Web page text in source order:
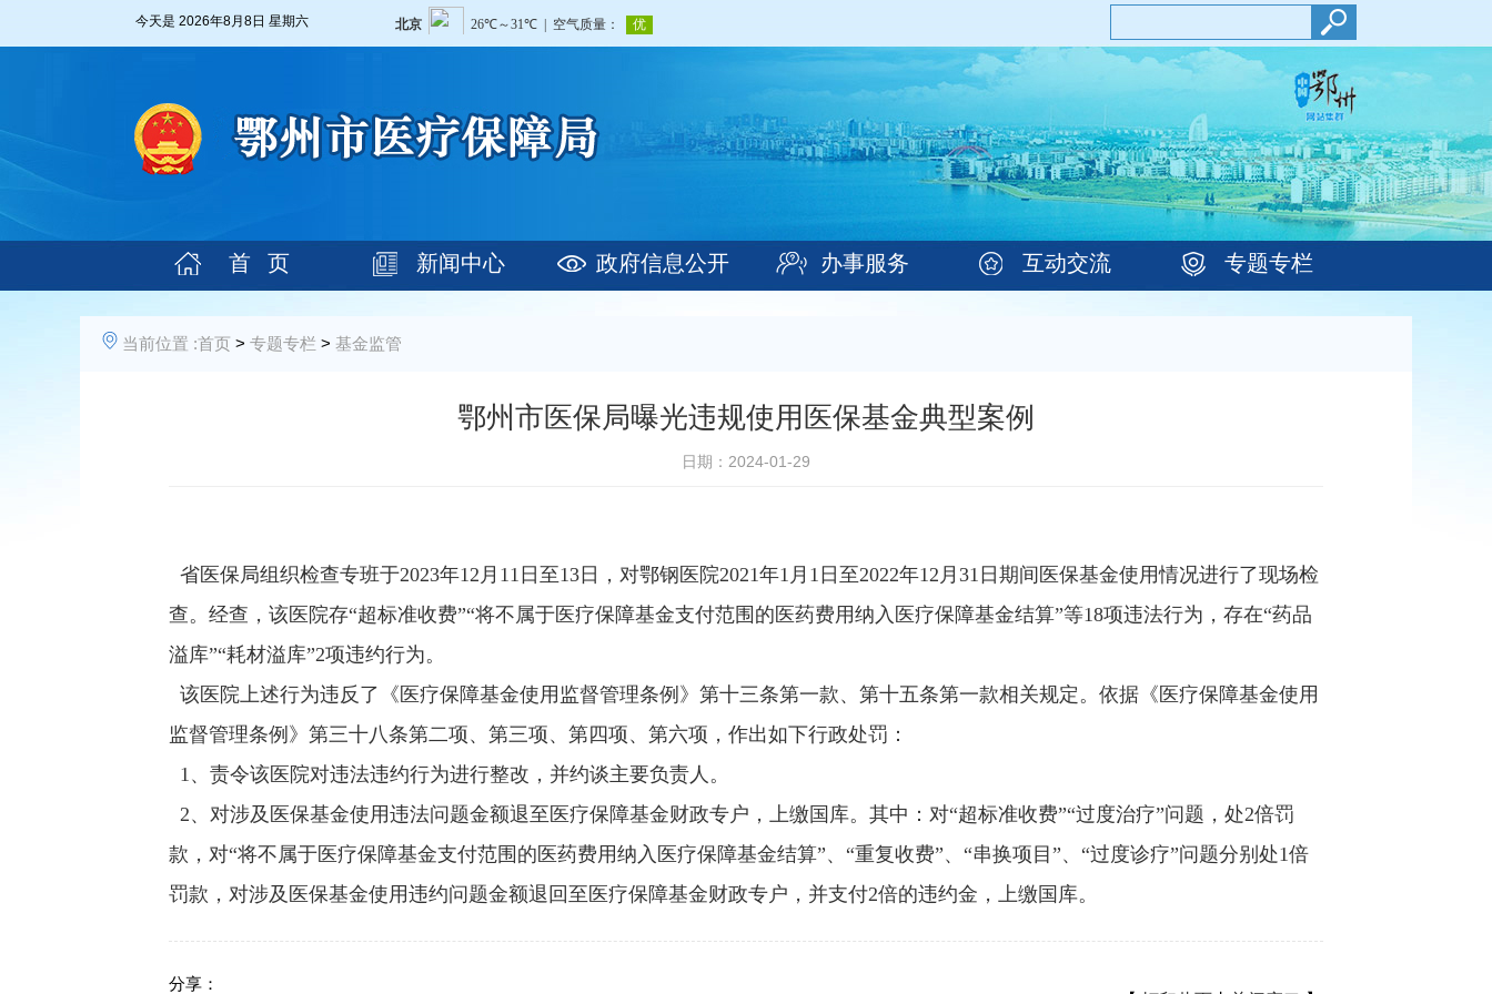
今天是 2026年8月8日 星期六
首 页 新闻中心 政府信息公开 办事服务 互动交流 专题专栏
当前位置 :首页 > 专题专栏 > 基金监管
鄂州市医保局曝光违规使用医保基金典型案例
日期：2024-01-29
省医保局组织检查专班于2023年12月11日至13日，对鄂钢医院2021年1月1日至2022年12月31日期间医保基金使用情况进行了现场检
查。经查，该医院存“超标准收费”“将不属于医疗保障基金支付范围的医药费用纳入医疗保障基金结算”等18项违法行为，存在“药品
溢库”“耗材溢库”2项违约行为。
该医院上述行为违反了《医疗保障基金使用监督管理条例》第十三条第一款、第十五条第一款相关规定。依据《医疗保障基金使用
监督管理条例》第三十八条第二项、第三项、第四项、第六项，作出如下行政处罚：
1、责令该医院对违法违约行为进行整改，并约谈主要负责人。
2、对涉及医保基金使用违法问题金额退至医疗保障基金财政专户，上缴国库。其中：对“超标准收费”“过度治疗”问题，处2倍罚
款，对“将不属于医疗保障基金支付范围的医药费用纳入医疗保障基金结算”、“重复收费”、“串换项目”、“过度诊疗”问题分别处1倍
罚款，对涉及医保基金使用违约问题金额退回至医疗保障基金财政专户，并支付2倍的违约金，上缴国库。
分享：